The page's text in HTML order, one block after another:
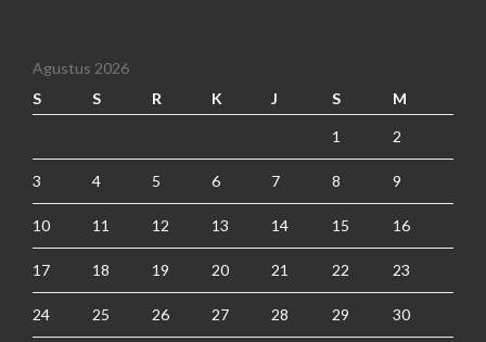
Agustus 2026
S
S R K J S M
1 2
3 4 5 6 7 8 9
10 11 12 13 14 15 16
17 18 19 20 21 22 23
24 25 26 27 28 29 30